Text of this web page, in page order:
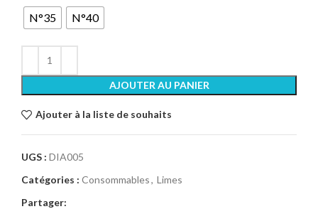
N°35
N°40
AJOUTER AU PANIER
Ajouter à la liste de souhaits
UGS : DIA005
Catégories : Consommables, Limes
Partager: